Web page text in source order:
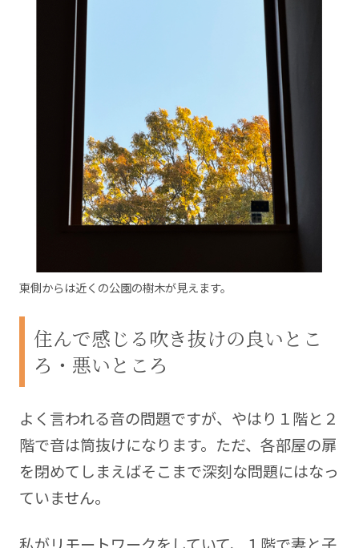
東側からは近くの公園の樹木が見えます。
住んで感じる吹き抜けの良いとこ
ろ・悪いところ
よく言われる音の問題ですが、やはり１階と２
階で音は筒抜けになります。ただ、各部屋の扉
を閉めてしまえばそこまで深刻な問題にはなっ
ていません。